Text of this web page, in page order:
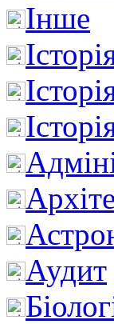
Інше
Аудит